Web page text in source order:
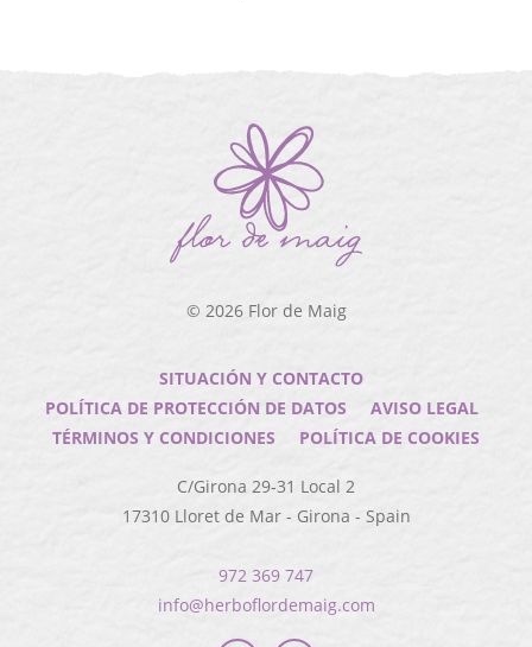
© 2026 Flor de Maig
SITUACIÓN Y CONTACTO
POLÍTICA DE PROTECCIÓN DE DATOS
AVISO LEGAL
TÉRMINOS Y CONDICIONES
POLÍTICA DE COOKIES
C/Girona 29-31 Local 2
17310 Lloret de Mar- Girona - Spain
972 369 747
info@herboflordemaig.com